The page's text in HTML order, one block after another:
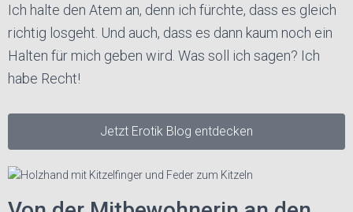
Ich halte den Atem an, denn ich fürchte, dass es gleich
richtig losgeht. Und auch, dass es dann kaum noch ein
Halten für mich geben wird. Was soll ich sagen? Ich
habe Recht!
Jetzt Erotik Blog entdecken